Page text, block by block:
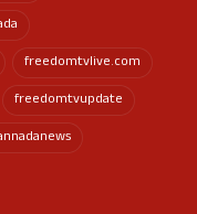
freedomtvlive.com
freedomtvupdate